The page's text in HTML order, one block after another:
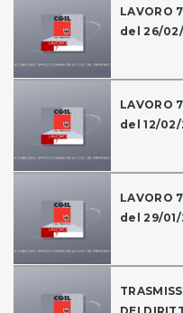
LAVORO 7
del 26/
LAVORO 7
del 12/
LAVORO 7
del 29/